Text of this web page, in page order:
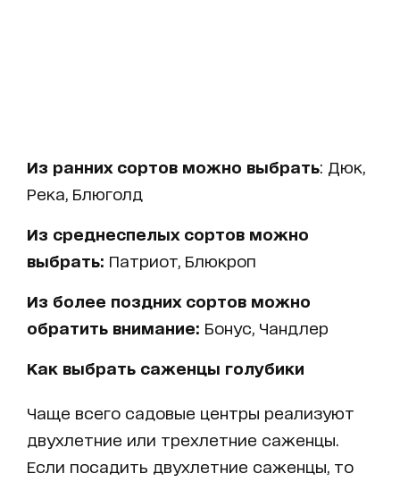
Из ранних сортов можно выбрать: Дюк,
Река, Блюголд
Из среднеспелых сортов можно
выбрать: Патриот, Блюкроп
Из более поздних сортов можно
обратить внимание: Бонус, Чандлер
Как выбрать саженцы голубики
Чаще всего садовые центры реализуют
двухлетние или трехлетние саженцы.
Если посадить двухлетние саженцы, то